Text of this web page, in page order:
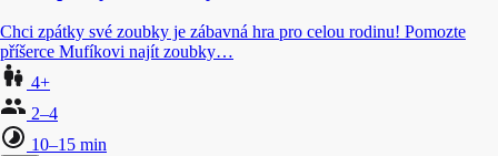
Chci zpátky své zoubky je zábavná hra pro celou rodinu! Pomozte
příšerce Mufíkovi najít zoubky…
4+
2–4
10–15 min